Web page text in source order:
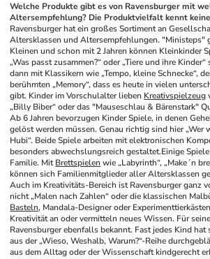
Welche Produkte gibt es von Ravensburger mit
Altersempfehlung? Die Produktvielfalt kennt
Ravensburger hat ein großes Sortiment an
Altersklassen und Altersempfehlungen. "Ministeps"
Kleinen und schon mit 2 Jahren können Kleinkinder
„Was passt zusammen?“ oder „Tiere und ihre
dann mit Klassikern wie „Tempo, kleine Schnecke“,
berühmten „Memory“, dass es heute in vielen
gibt. Kinder im Vorschulalter lieben Kreativspielzeug
„Billy Biber“ oder das "Mauseschlau & Bärenstark"
Ab 6 Jahren bevorzugen Kinder Spiele, in denen
gelöst werden müssen. Genau richtig sind hier „Wer
Hubi“. Beide Spiele arbeiten mit elektronischen
besonders abwechslungsreich gestaltet.Einige
Familie. Mit Brettspielen wie „Labyrinth“, „Make´n
können sich Familienmitglieder aller Altersklassen
Auch im Kreativitäts-Bereich ist Ravensburger ganz
nicht „Malen nach Zahlen“ oder die klassischen
Basteln, Mandala-Designer oder
Kreativität an oder vermitteln neues Wissen. Für
Ravensburger ebenfalls bekannt. Fast jedes Kind
aus der „Wieso, Weshalb, Warum?“-Reihe
aus dem Alltag oder der Wissenschaft kindgerecht